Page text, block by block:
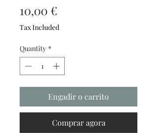
10,00 €
Tax Included
Quantity *
Engadir o carrito
Comprar agora